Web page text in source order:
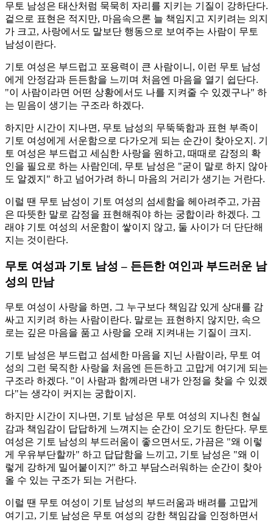
무토 남성은 태산처럼 묵묵히 자리를 지키는 기질이 강하단다.
겉으로 표현은 적지만, 마음속으론 늘 책임지고 지키려는 의지
가 크고, 사랑에서도 말보단 행동으로 보여주는 사람이 무토
남성이란다.
기토 여성은 부드럽고 포용력이 큰 사람이니, 이런 무토 남성
에게 안정감과 든든함을 느끼며 처음엔 마음을 열기 쉽단다.
"이 사람이라면 어떤 상황에서도 나를 지켜줄 수 있겠구나" 하
는 믿음이 생기는 구조라 하겠다.
하지만 시간이 지나면, 무토 남성의 무뚝뚝함과 표현 부족이
기토 여성에게 서운함으로 다가오게 되는 순간이 찾아오지. 기
토 여성은 부드럽고 세심한 사랑을 원하고, 때때로 감정의 확
인을 필요로 하는 사람인데, 무토 남성은 "굳이 말로 하지 않아
도 알겠지" 하고 넘어가려 하니 마음의 거리가 생기는 거란다.
이럴 땐 무토 남성이 기토 여성의 섬세함을 헤아려주고, 가끔
은 따뜻한 말로 감정을 표현해줘야 하는 궁합이라 하겠다. 그
래야 기토 여성의 서운함이 쌓이지 않고, 둘 사이가 더 단단해
지는 것이란다.
무토 여성과 기토 남성 – 든든한 여인과 부드러운 남
성의 만남
무토 여성이 사랑을 하면, 그 누구보다 책임감 있게 상대를 감
싸고 지키려 하는 사람이란다. 말로는 표현하지 않지만, 속으
로는 깊은 마음을 품고 사랑을 오래 지켜내는 기질이 크지.
기토 남성은 부드럽고 섬세한 마음을 지닌 사람이라, 무토 여
성의 그런 묵직한 사랑을 처음엔 든든하고 고맙게 여기게 되는
구조라 하겠다. "이 사람과 함께라면 내가 안정을 찾을 수 있겠
다"는 생각이 커지는 궁합이지.
하지만 시간이 지나면, 기토 남성은 무토 여성의 지나친 현실
감과 책임감이 답답하게 느껴지는 순간이 오기도 한단다. 무토
여성은 기토 남성의 부드러움이 좋으면서도, 가끔은 "왜 이렇
게 우유부단할까" 하고 답답함을 느끼고, 기토 남성은 "왜 이
렇게 강하게 밀어붙이지?" 하고 부담스러워하는 순간이 찾아
올 수 있는 구조가 되는 거란다.
이럴 땐 무토 여성이 기토 남성의 부드러움과 배려를 고맙게
여기고, 기토 남성은 무토 여성의 강한 책임감을 인정하면서